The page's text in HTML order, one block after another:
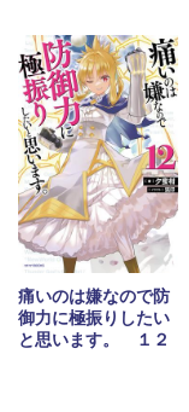
痛いのは嫌なので防
御力に極振りしたい
と思います。 １２